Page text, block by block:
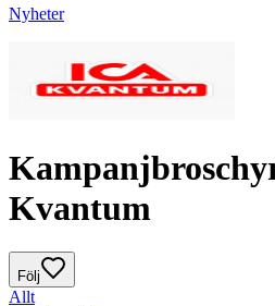
Nyheter
Kvantum
Följ
Allt